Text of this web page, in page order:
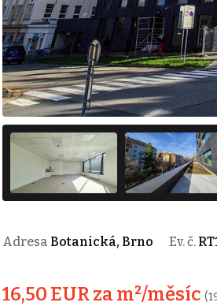
Adresa Botanická, Brno Ev. č.
16,50 EUR za m²/měsíc